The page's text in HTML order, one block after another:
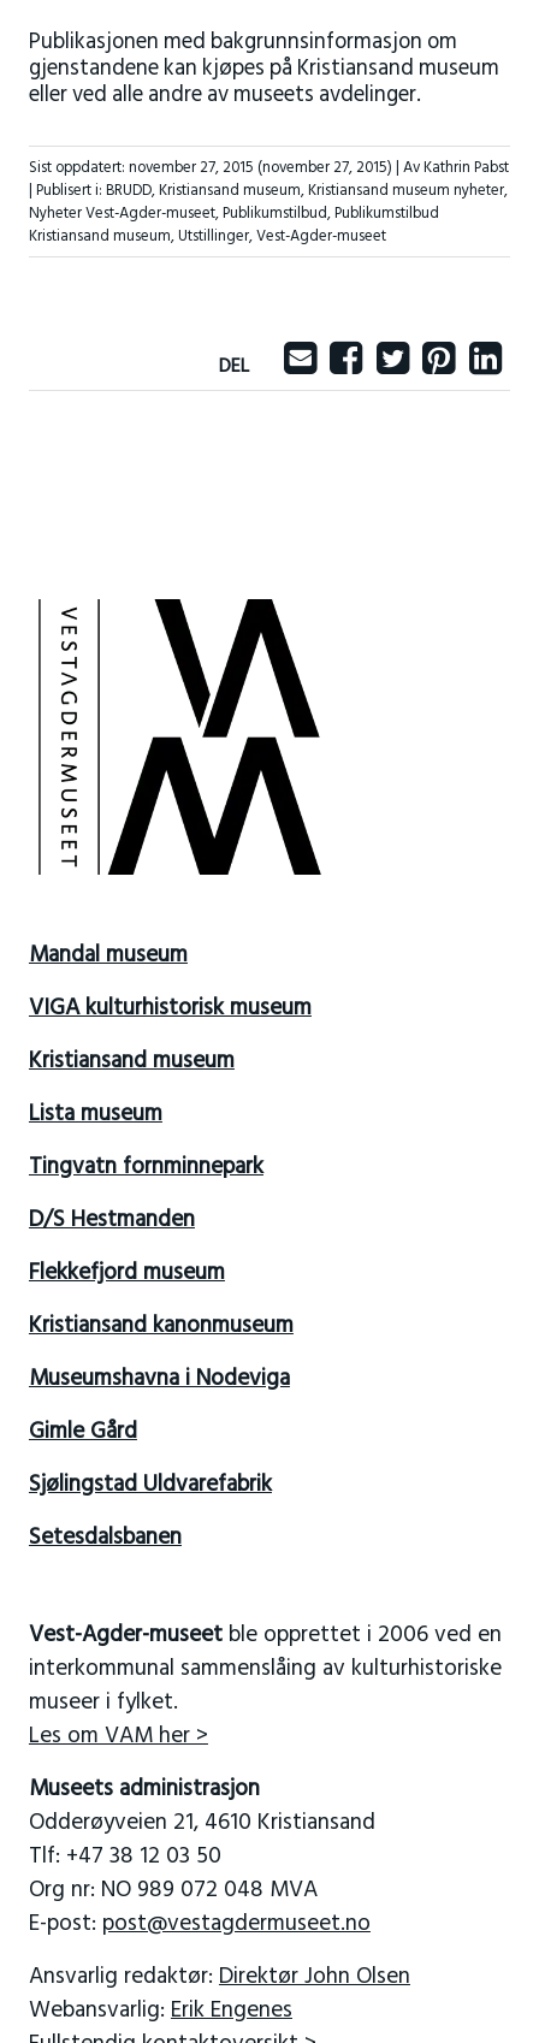
Publikasjonen med bakgrunnsinformasjon om
gjenstandene kan kjøpes på Kristiansand museum
eller ved alle andre av museets avdelinger.
Sist oppdatert:november 27, 2015 (november 27, 2015)| Av Kathrin Pabst
|Publisert i:BRUDD,Kristiansand museum,Kristiansand museum nyheter,
Nyheter Vest-Agder-museet,Publikumstilbud,Publikumstilbud
Kristiansand museum,Utstillinger,Vest-Agder-museet
DEL
Mandal museum
VIGA kulturhistorisk museum
Kristiansand museum
Lista museum
Tingvatn fornminnepark
D/S Hestmanden
Flekkefjord museum
Kristiansand kanonmuseum
Museumshavna i Nodeviga
Gimle Gård
Sjølingstad Uldvarefabrik
Setesdalsbanen
Vest-Agder-museetble opprettet i 2006 ved en
interkommunal sammenslåing av kulturhistoriske
museer i fylket.
Les om VAM her >
Museets administrasjon
Odderøyveien 21, 4610 Kristiansand
Tlf: +47 38 12 03 50
Org nr: NO 989 072 048 MVA
E-post: post@vestagdermuseet.no
Ansvarlig redaktør: Direktør John Olsen
Webansvarlig: Erik Engenes